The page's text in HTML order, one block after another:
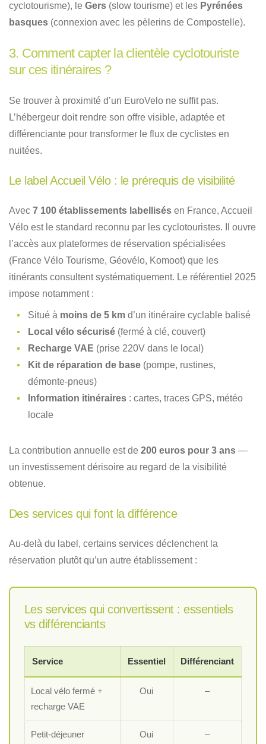
cyclotourisme), le Gers (slow tourisme) et les Pyrénées
basques (connexion avec les pèlerins de Compostelle).
3. Comment capter la clientèle cyclotouriste
sur ces itinéraires ?
Se trouver à proximité d’un EuroVelo ne suffit pas.
L’hébergeur doit rendre son offre visible, adaptée et
différenciante pour transformer le flux de cyclistes en
nuitées.
Le label Accueil Vélo : le prérequis de visibilité
Avec 7 100 établissements labellisés en France, Accueil
Vélo est le standard reconnu par les cyclotouristes. Il ouvre
l’accès aux plateformes de réservation spécialisées
(France Vélo Tourisme, Géovélo, Komoot) que les
itinérants consultent systématiquement. Le référentiel 2025
impose notamment :
Situé à moins de 5 km d’un itinéraire cyclable balisé
Local vélo sécurisé (fermé à clé, couvert)
Recharge VAE (prise 220V dans le local)
Kit de réparation de base (pompe, rustines,
démonte-pneus)
Information itinéraires : cartes, traces GPS, météo
locale
La contribution annuelle est de 200 euros pour 3 ans —
un investissement dérisoire au regard de la visibilité
obtenue.
Des services qui font la différence
Au-delà du label, certains services déclenchent la
réservation plutôt qu’un autre établissement :
Les services qui convertissent : essentiels
vs différenciants
Service Essentiel Différenciant
Local vélo fermé +
recharge VAE
Oui –
Petit-déjeuner
Oui –